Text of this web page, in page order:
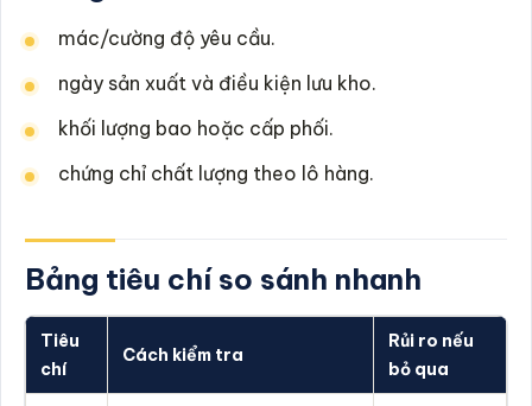
mác/cường độ yêu cầu.
ngày sản xuất và điều kiện lưu kho.
khối lượng bao hoặc cấp phối.
chứng chỉ chất lượng theo lô hàng.
Bảng tiêu chí so sánh nhanh
Tiêu
chí
Cách kiểm tra
Rủi ro nếu
bỏ qua